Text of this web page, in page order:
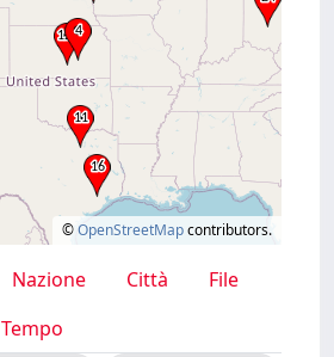
©OpenStreetMapcontributors.
Nazione Città
File
Tempo